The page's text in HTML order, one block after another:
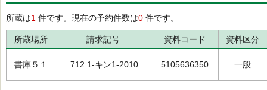
所蔵は1 件です。現在の予約件数は0 件です。
所蔵場所 請求記号 資料コード 資料区分
書庫５１ 712.1-キン1-2010 5105636350 一般